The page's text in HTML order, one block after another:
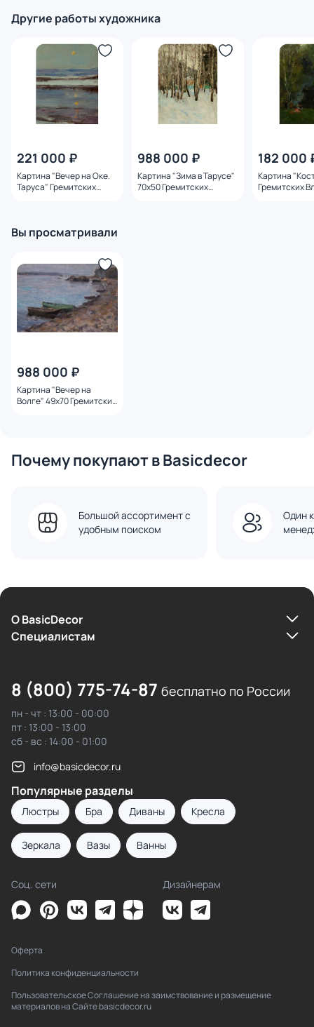
Другие работы художника
221 000 ₽
Картина "Вечер на Оке.
Таруса" Гремитских
988 000 ₽
Картина "Зима в Тарусе"
70х50 Гремитских
182 000
Картина
Гремитских
Вы просматривали
988 000 ₽
Картина "Вечер на
Волге" 49х70 Гремитских
Почему покупают в Basicdecor
Большой ассортимент с
удобным поиском
Один
О BasicDecor
Cпециалистам
8 (800) 775-74-87 бесплатно по России
пн - чт : 13:00 - 00:00
пт : 13:00 - 13:00
сб - вс : 14:00 - 01:00
info@basicdecor.ru
Популярные разделы
Люстры Бра Диваны Кресла
Зеркала Вазы Ванны
Соц. сети Дизайнерам
Оферта
Политика конфиденциальности
Пользовательское Соглашение на заимствование и размещение
материалов на Сайте basicdecor.ru